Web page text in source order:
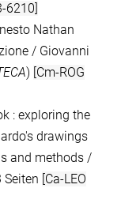
6210]
Nathan
/ Giovanni
) [Cm-ROG
: exploring the
drawings
and methods /
Seiten [Ca-LEO